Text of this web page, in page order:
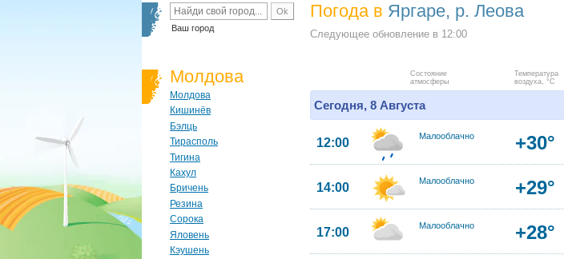
Ваш город
Молдова
Молдова
Кишинёв
Бэлць
Тирасполь
Тигина
Кахул
Бричень
Резина
Сорока
Яловень
Кэушень
Погода в Яргаре, р. Леова
Следующее обновление в 12:00
Состояние
атмосферы
Температура
воздуха, °C
Сегодня, 8 Августа
12:00 Малооблачно +30°
14:00 Малооблачно +29°
17:00 Малооблачно +28°